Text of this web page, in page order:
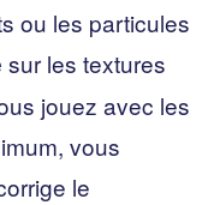
ou les particules
sur les textures
jouez avec les
vous
le